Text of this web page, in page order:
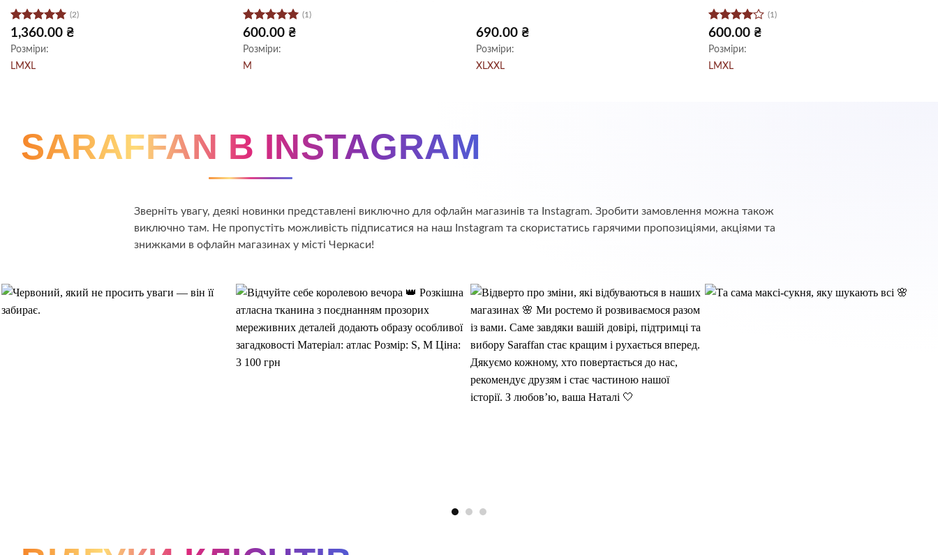
Оцінено в
5 з 5
(2)
1,360.00 ₴
Розміри:
LMXL
Оцінено в
5 з 5
(1)
600.00 ₴
Розміри:
M
690.00 ₴
Розміри:
XLXXL
Оцінено
в
з 5
(1)
600.00 ₴
Розміри:
LMXL
SARAFFAN В INSTAGRAM
Зверніть увагу, деякі новинки представлені виключно для офлайн магазинів та Instagram. Зробити замовлення можна також
виключно там. Не пропустіть можливість підписатися на наш Instagram та скористатись гарячими пропозиціями, акціями та
знижками в офлайн магазинах у місті Черкаси!